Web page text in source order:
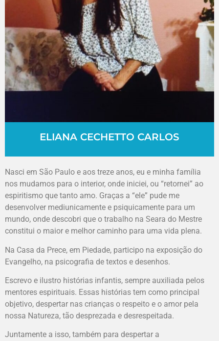
ELIANA CECHETTO CARLOS
Nasci em São Paulo e aos treze anos, eu e minha família
nos mudamos para o interior, onde iniciei, ou “retornei” ao
espiritismo que tanto amo. Graças a “ele” pude me
desenvolver mediunicamente e psiquicamente para um
mundo, onde descobri que o trabalho na Seara do Mestre
constitui o maior e melhor caminho para uma vida plena.
Na Casa da Prece, em Piedade, participo na exposição do
Evangelho, na psicografia de textos e desenhos.
Escrevo e ilustro histórias infantis, sempre auxiliada pelos
mentores espirituais. Essas histórias tem como principal
objetivo, despertar nas crianças o respeito e o amor pela
nossa Natureza, tão desprezada e desrespeitada.
Juntamente a isso, também para despertar a